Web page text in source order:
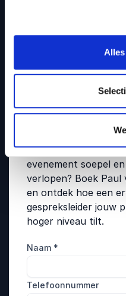
Boek Paul
dagvoorzitter
volgende
Wil je een scherpe,
ontspannen
evenement soepel
verlopen? Boek Paul
en ontdek hoe een
gespreksleider jouw
hoger niveau tilt.
Naam *
Telefoonnummer